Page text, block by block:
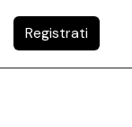
Registrati